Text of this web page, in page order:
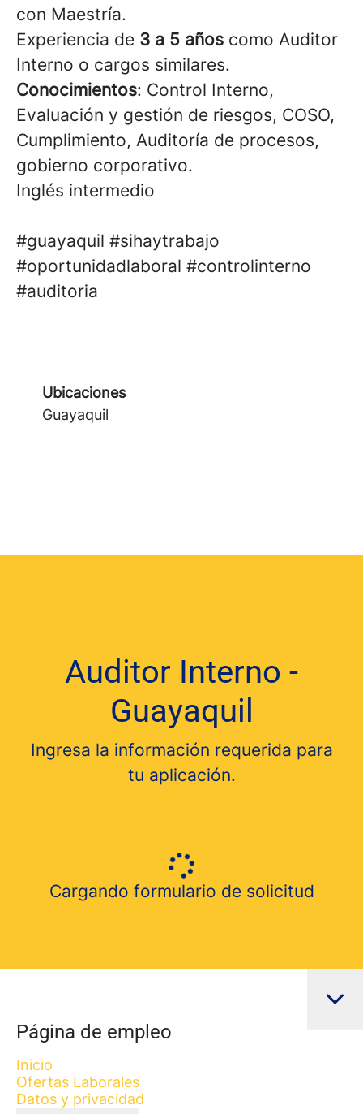
con Maestría.
Experiencia de 3 a 5 años como Auditor
Interno o cargos similares.
Conocimientos: Control Interno,
Evaluación y gestión de riesgos, COSO,
Cumplimiento, Auditoría de procesos,
gobierno corporativo.
Inglés intermedio
#guayaquil #sihaytrabajo
#oportunidadlaboral #controlinterno
#auditoria
Ubicaciones
Guayaquil
Auditor Interno -
Guayaquil
Ingresa la información requerida para
tu aplicación.
Cargando formulario de solicitud
Página de empleo
Inicio
Ofertas Laborales
Datos y privacidad